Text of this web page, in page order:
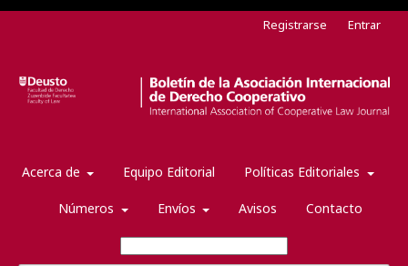
Acerca de Equipo Editorial Políticas Editoriales
Números Envíos Avisos Contacto
Registrarse Entrar